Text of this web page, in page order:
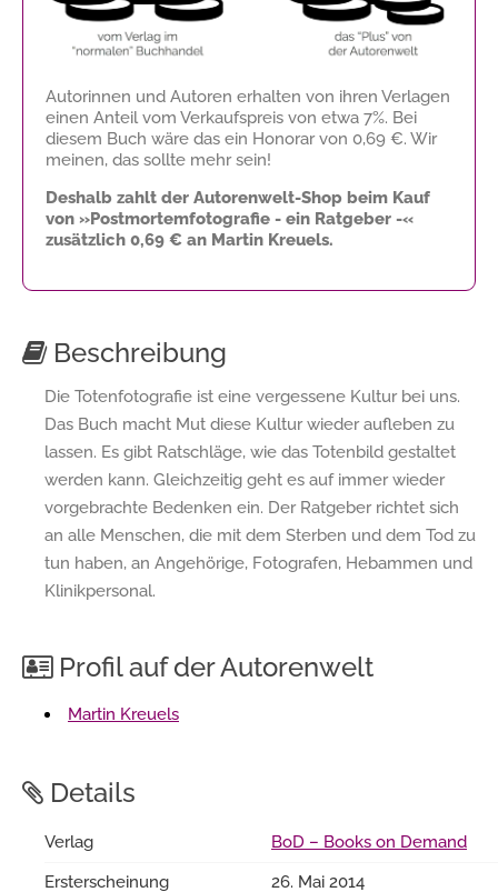
Autorinnen und Autoren erhalten von ihren Verlagen
einen Anteil vom Verkaufspreis von etwa 7%. Bei
diesem Buch wäre das ein Honorar von 0,69 €. Wir
meinen, das sollte mehr sein!
Deshalb zahlt der Autorenwelt-Shop beim Kauf
von »Postmortemfotografie - ein Ratgeber -«
zusätzlich 0,69 € an Martin Kreuels.
Beschreibung
Die Totenfotografie ist eine vergessene Kultur bei uns.
Das Buch macht Mut diese Kultur wieder aufleben zu
lassen. Es gibt Ratschläge, wie das Totenbild gestaltet
werden kann. Gleichzeitig geht es auf immer wieder
vorgebrachte Bedenken ein. Der Ratgeber richtet sich
an alle Menschen, die mit dem Sterben und dem Tod zu
tun haben, an Angehörige, Fotografen, Hebammen und
Klinikpersonal.
Profil auf der Autorenwelt
Martin Kreuels
Details
Verlag
BoD – Books on Demand
Ersterscheinung
26. Mai 2014